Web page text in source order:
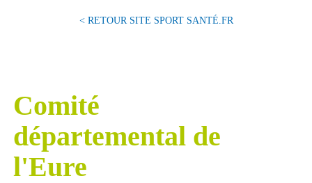
< RETOUR SITE SPORT SANTÉ.FR
Comité
départemental de
l'Eure